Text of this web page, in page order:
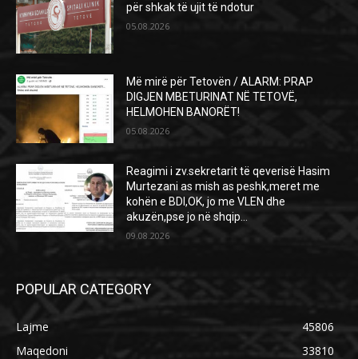
për shkak të ujit të ndotur
05.08.2026
Më mirë për Tetovën / ALARM: PRAP
DIGJEN MBETURINAT NË TETOVË,
HELMOHEN BANORËT!
05.08.2026
Reagimi i zv.sekretarit të qeverisë Hasim
Murtezani as mish as peshk,meret me
kohën e BDI,OK, jo me VLEN dhe
akuzën,pse jo në shqip...
09.08.2026
POPULAR CATEGORY
Lajme
45806
Maqedoni
33810